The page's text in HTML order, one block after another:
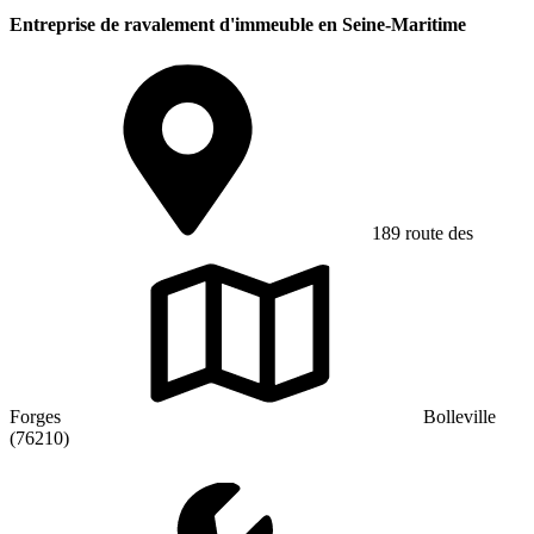
Entreprise de ravalement d'immeuble en Seine-Maritime
189 route des
Forges
Bolleville
(76210)